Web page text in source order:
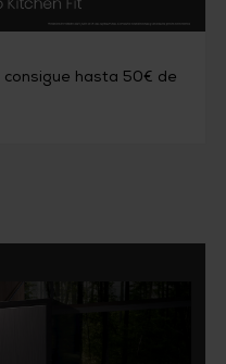
consigue hasta 50€ de